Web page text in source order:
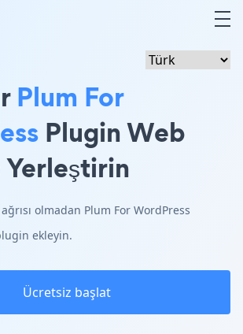
Plum For
Plugin Web
olmadan Plum For WordPress
ekleyin.
Ücretsiz başlat